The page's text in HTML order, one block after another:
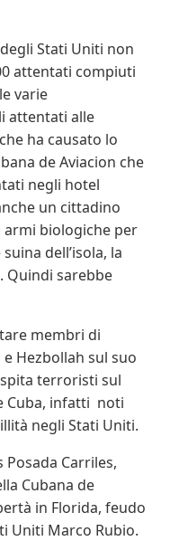
Stati Uniti non
attentati compiuti
varie
attentati alle
ha causato lo
de Aviacion che
negli hotel
un cittadino
armi biologiche per
dell’isola, la
Quindi sarebbe
membri di
Hezbollah sul suo
terroristi sul
Cuba, infatti noti
negli Stati Uniti.
Carriles,
Cubana de
in Florida, feudo
Uniti Marco Rubio.